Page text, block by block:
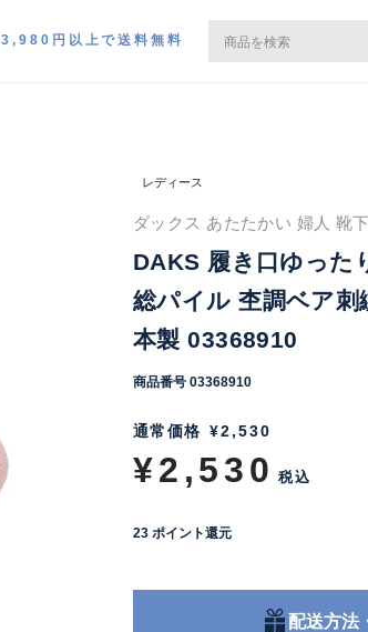
3,980円以上で送料無料
レディース
ダックス あたたかい 婦人 靴
DAKS 履き口ゆった
総パイル 杢調ベア刺
本製 03368910
商品番号 03368910
通常価格 ¥2,530
¥2,530 税込
23 ポイント還元
配送方法